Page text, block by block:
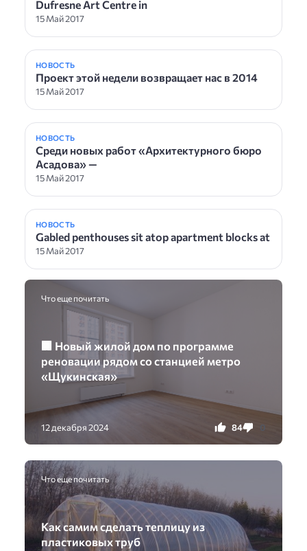
Dufresne Art Centre in
15 Май 2017
НОВОСТЬ
Проект этой недели возвращает нас в 2014
15 Май 2017
НОВОСТЬ
Среди новых работ «Архитектурного бюро
Асадова» —
15 Май 2017
НОВОСТЬ
Gabled penthouses sit atop apartment blocks at
15 Май 2017
Что еще почитать
🏢 Новый жилой дом по программе
реновации рядом со станцией метро
«Щукинская»
12 декабря 2024 84 0
Что еще почитать
Как самим сделать теплицу из
пластиковых труб